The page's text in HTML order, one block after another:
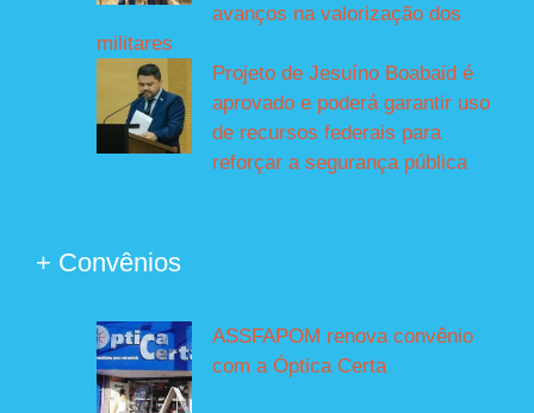
avanços na valorização dos
militares
Projeto de Jesuíno Boabaid é
aprovado e poderá garantir uso
de recursos federais para
reforçar a segurança pública
+ Convênios
ASSFAPOM renova convênio
com a Óptica Certa